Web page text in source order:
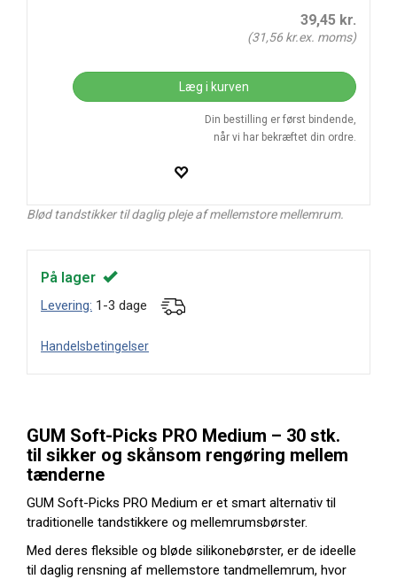
39,45 kr.
(31,56 kr.ex. moms)
Læg i kurven
Din bestilling er først bindende,
når vi har bekræftet din ordre.
Blød tandstikker til daglig pleje af mellemstore mellemrum.
På lager
Levering: 1-3 dage
Handelsbetingelser
GUM Soft-Picks PRO Medium – 30 stk.
til sikker og skånsom rengøring mellem
tænderne
GUM Soft-Picks PRO Medium er et smart alternativ til
traditionelle tandstikkere og mellemrumsbørster.
Med deres fleksible og bløde silikonebørster, er de ideelle
til daglig rensning af mellemstore tandmellemrum, hvor